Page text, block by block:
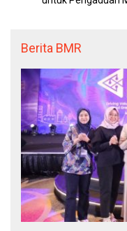
Berita BMR